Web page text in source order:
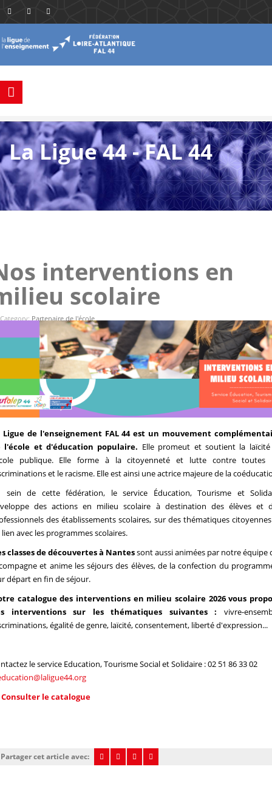
La Ligue 44 - FAL 44
interventions en
scolaire
Category:Partenaire de l'école
Ligue de l'enseignement FAL 44 est un mouvement
l'école et d'éducation populaire. Elle promeut et soutient la
publique. Elle forme à la citoyenneté et lutte contre toutes
et le racisme. Elle est ainsi une actrice majeure de la
sein de cette fédération, le service Éducation, Tourisme et
des actions en milieu scolaire à destination des élèves et
des établissements scolaires, sur des thématiques
lien avec les programmes scolaires.
classes de découvertes à Nantessont aussi animées par notre équipe
et anime les séjours des élèves, de la confection du
départ en fin de séjour.
catalogue des interventions en milieu scolaire 2026 vous
interventions sur les thématiques suivantes : vivre-
égalité de genre, laïcité, consentement, liberté d'expression...
le service Education, Tourisme Social et Solidaire : 02 51 86 33 02
Consulter le catalogue
Partager cet article avec: